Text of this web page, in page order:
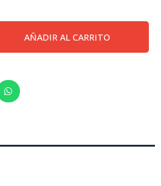
AÑADIR AL CARRITO